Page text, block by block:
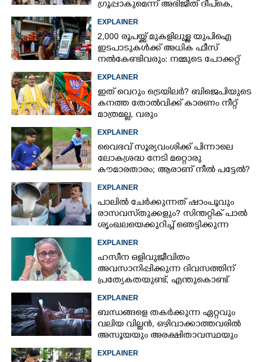
ഗ്രൂപ്പാകുമെന്ന് അഭിജീത് ദീപ്‌കെ,
EXPLAINER
2,000 രൂപയ്ക്ക് മുകളിലുള്ള യുപിഐ
ഇടപാടുകൾക്ക് അധിക ഫീസ്
നൽകേണ്ടിവരും: നമ്മുടെ പോക്കറ്റ്
EXPLAINER
ഇത് വെറും ട്രെയിലർ? ബിജെപിയുടെ
കനത്ത തോൽവിക്ക് കാരണം നീറ്റ്
മാത്രമല്ല, വരും
ബാധിച്ചേക്കാം
EXPLAINER
വൈഭവ് സൂര്യവംശിക്ക് പിന്നാലെ
ലോകശ്രദ്ധ നേടി മറ്റൊരു
കൗമാരതാരം; ആരാണ് നീൽ പട്ടേൽ?
EXPLAINER
പാലിൽ ചേർക്കുന്നത് ഷാംപൂവും
രാസവസ്‌തുക്കളും? സിന്തറ്റിക് പാൽ
ശൃംഖലയെക്കുറിച്ച് ഞെട്ടിക്കുന്ന
EXPLAINER
ഹസീന ഒളിവുജീവിതം
അവസാനിപ്പിക്കുന്ന ദിവസത്തിന്
പ്രത്യേകതയുണ്ട്, എന്തുകൊണ്ട്
EXPLAINER
ബന്ധങ്ങളെ തകർക്കുന്ന ഏറ്റവും
വലിയ വില്ലൻ, ഒഴിവാക്കാത്തവരിൽ
അസൂയയും അരക്ഷിതാവസ്ഥയും
EXPLAINER